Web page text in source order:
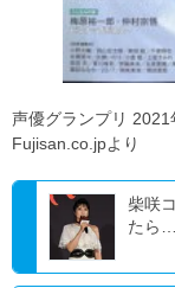
声優グランプリ
Fujisan.co.jpより
柴咲
たら